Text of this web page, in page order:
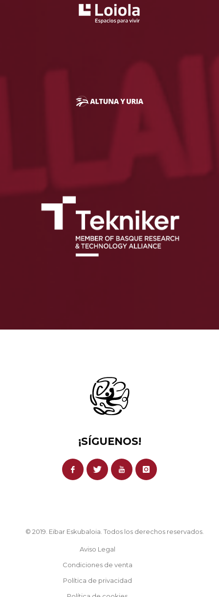
¡SÍGUENOS!
© 2019. Eibar Eskubaloia. Todos los derechos reservados.
Aviso Legal
Condiciones de venta
Política de privacidad